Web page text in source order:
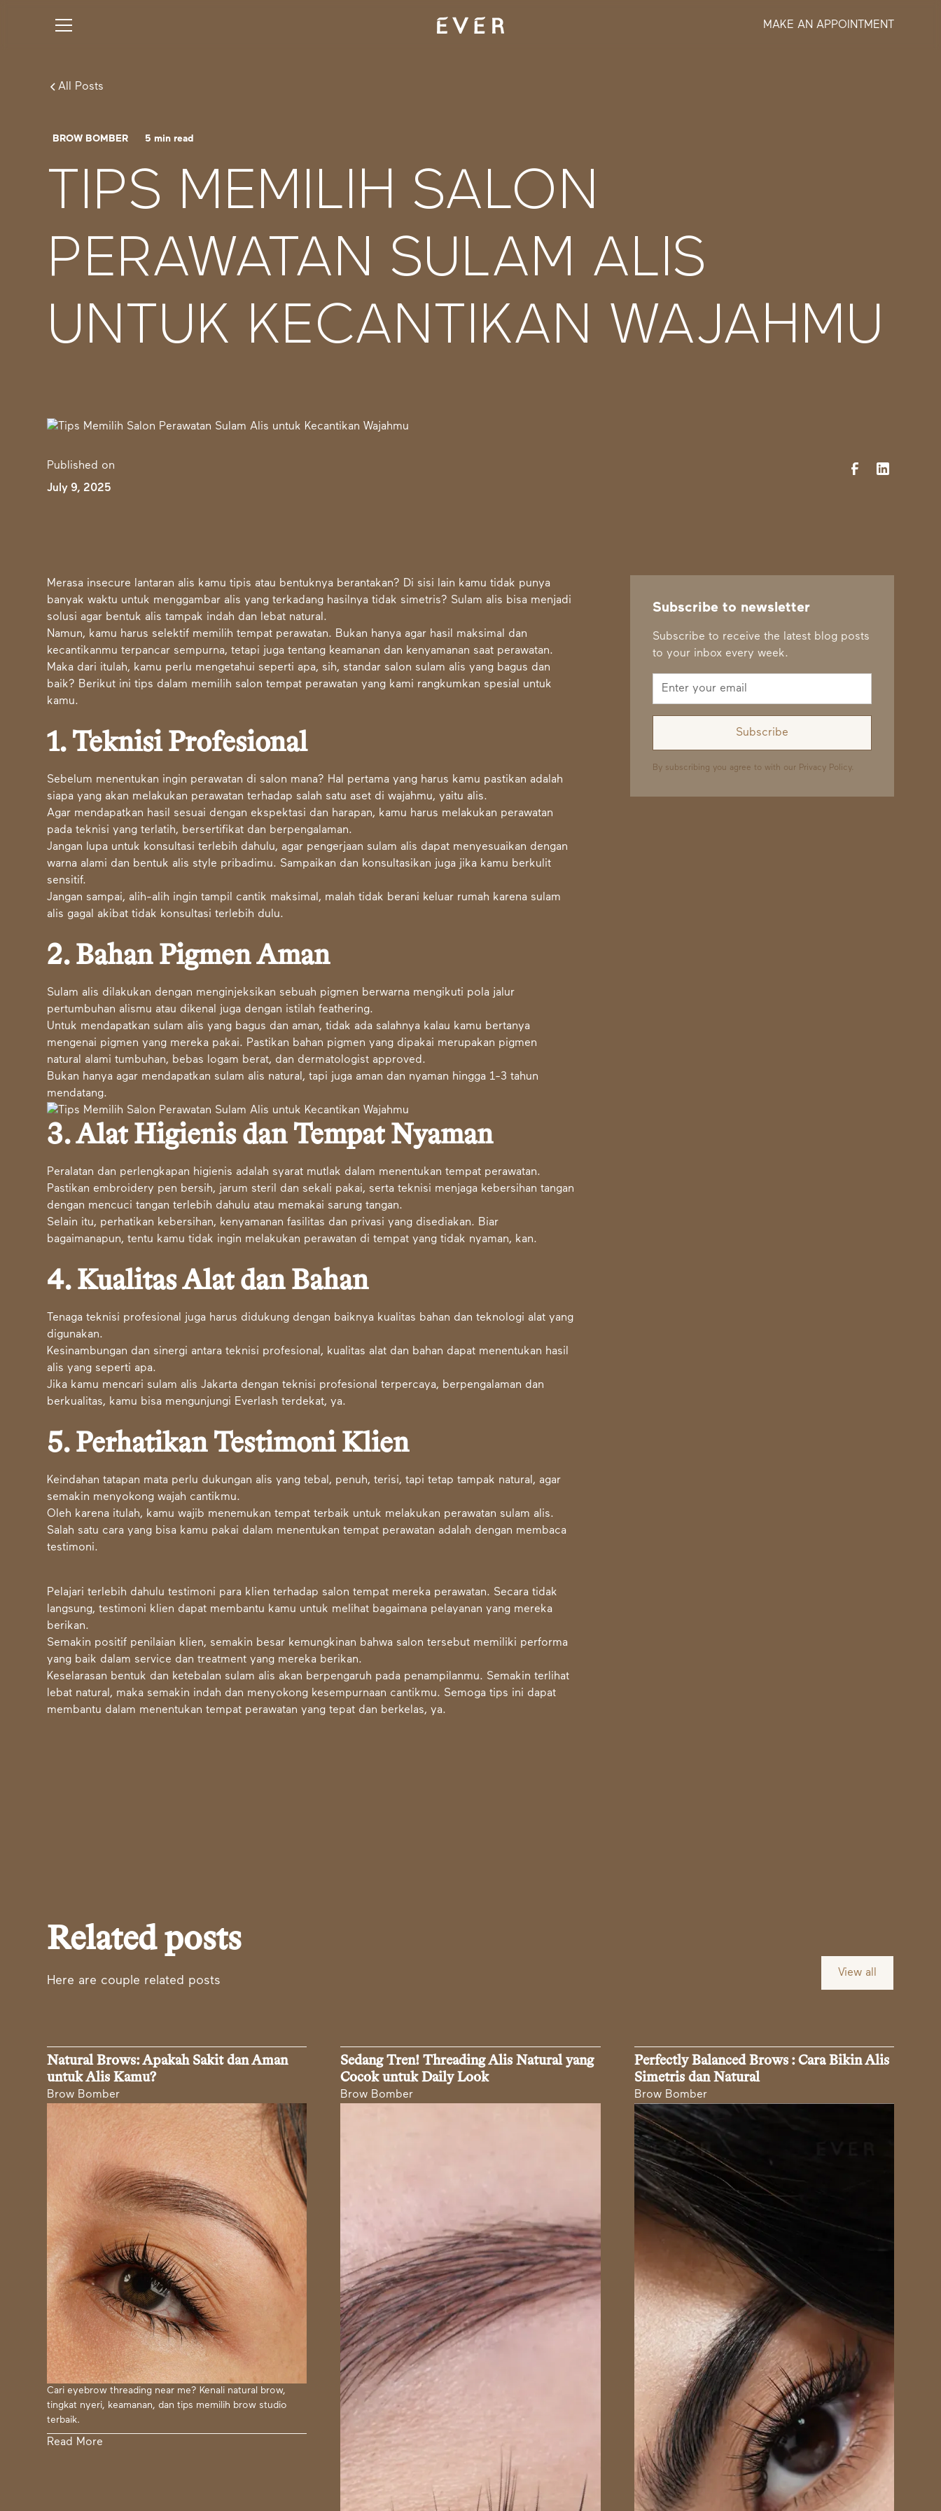
MAKE AN APPOINTMENT
All Posts
BROW BOMBER 5 min read
TIPS MEMILIH SALON
PERAWATAN SULAM ALIS
UNTUK KECANTIKAN WAJAHMU
Published on
July 9, 2025
Merasa insecure lantaran alis kamu tipis atau bentuknya berantakan? Di sisi lain kamu tidak punya
banyak waktu untuk menggambar alis yang terkadang hasilnya tidak simetris? Sulam alis bisa menjadi
solusi agar bentuk alis tampak indah dan lebat natural.
Namun, kamu harus selektif memilih tempat perawatan. Bukan hanya agar hasil maksimal dan
kecantikanmu terpancar sempurna, tetapi juga tentang keamanan dan kenyamanan saat perawatan.
Maka dari itulah, kamu perlu mengetahui seperti apa, sih, standar salon sulam alis yang bagus dan
baik? Berikut ini tips dalam memilih salon tempat perawatan yang kami rangkumkan spesial untuk
kamu.
1. Teknisi Profesional
Sebelum menentukan ingin perawatan di salon mana? Hal pertama yang harus kamu pastikan adalah
siapa yang akan melakukan perawatan terhadap salah satu aset di wajahmu, yaitu alis.
Agar mendapatkan hasil sesuai dengan ekspektasi dan harapan, kamu harus melakukan perawatan
pada teknisi yang terlatih, bersertifikat dan berpengalaman.
Jangan lupa untuk konsultasi terlebih dahulu, agar pengerjaan sulam alis dapat menyesuaikan dengan
warna alami dan bentuk alis style pribadimu. Sampaikan dan konsultasikan juga jika kamu berkulit
sensitif.
Jangan sampai, alih-alih ingin tampil cantik maksimal, malah tidak berani keluar rumah karena sulam
alis gagal akibat tidak konsultasi terlebih dulu.
2. Bahan Pigmen Aman
Sulam alis dilakukan dengan menginjeksikan sebuah pigmen berwarna mengikuti pola jalur
pertumbuhan alismu atau dikenal juga dengan istilah feathering.
Untuk mendapatkan sulam alis yang bagus dan aman, tidak ada salahnya kalau kamu bertanya
mengenai pigmen yang mereka pakai. Pastikan bahan pigmen yang dipakai merupakan pigmen
natural alami tumbuhan, bebas logam berat, dan dermatologist approved.
Bukan hanya agar mendapatkan sulam alis natural, tapi juga aman dan nyaman hingga 1-3 tahun
mendatang.
3. Alat Higienis dan Tempat Nyaman
Peralatan dan perlengkapan higienis adalah syarat mutlak dalam menentukan tempat perawatan.
Pastikan embroidery pen bersih, jarum steril dan sekali pakai, serta teknisi menjaga kebersihan tangan
dengan mencuci tangan terlebih dahulu atau memakai sarung tangan.
Selain itu, perhatikan kebersihan, kenyamanan fasilitas dan privasi yang disediakan. Biar
bagaimanapun, tentu kamu tidak ingin melakukan perawatan di tempat yang tidak nyaman, kan.
4. Kualitas Alat dan Bahan
Tenaga teknisi profesional juga harus didukung dengan baiknya kualitas bahan dan teknologi alat yang
digunakan.
Kesinambungan dan sinergi antara teknisi profesional, kualitas alat dan bahan dapat menentukan hasil
alis yang seperti apa.
Jika kamu mencari sulam alis Jakarta dengan teknisi profesional terpercaya, berpengalaman dan
berkualitas, kamu bisa mengunjungi Everlash terdekat, ya.
5. Perhatikan Testimoni Klien
Keindahan tatapan mata perlu dukungan alis yang tebal, penuh, terisi, tapi tetap tampak natural, agar
semakin menyokong wajah cantikmu.
Oleh karena itulah, kamu wajib menemukan tempat terbaik untuk melakukan perawatan sulam alis.
Salah satu cara yang bisa kamu pakai dalam menentukan tempat perawatan adalah dengan membaca
testimoni.
Pelajari terlebih dahulu testimoni para klien terhadap salon tempat mereka perawatan. Secara tidak
langsung, testimoni klien dapat membantu kamu untuk melihat bagaimana pelayanan yang mereka
berikan.
Semakin positif penilaian klien, semakin besar kemungkinan bahwa salon tersebut memiliki performa
yang baik dalam service dan treatment yang mereka berikan.
Keselarasan bentuk dan ketebalan sulam alis akan berpengaruh pada penampilanmu. Semakin terlihat
lebat natural, maka semakin indah dan menyokong kesempurnaan cantikmu. Semoga tips ini dapat
membantu dalam menentukan tempat perawatan yang tepat dan berkelas, ya.
Subscribe to newsletter
Subscribe to receive the latest blog posts
to your inbox every week.
By subscribing you agree to with our Privacy Policy.
Related posts
Here are couple related posts
View all
Natural Brows: Apakah Sakit dan Aman
untuk Alis Kamu?
Brow Bomber
Cari eyebrow threading near me? Kenali natural brow,
tingkat nyeri, keamanan, dan tips memilih brow studio
terbaik.
Read More
Sedang Tren! Threading Alis Natural yang
Cocok untuk Daily Look
Brow Bomber
Perfectly Balanced Brows : Cara Bikin Alis
Simetris dan Natural
Brow Bomber